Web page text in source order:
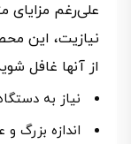
علی‌رغم مزایای
نیازیت، این
از آنها غافل
نیاز به
اندازه بزرگ